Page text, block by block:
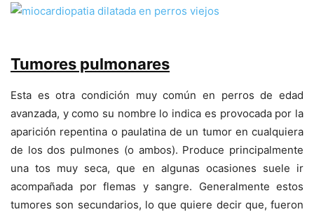
Tumores pulmonares
Esta es otra condición muy común en perros de edad
avanzada, y como su nombre lo indica es provocada por la
aparición repentina o paulatina de un tumor en cualquiera
de los dos pulmones (o ambos). Produce principalmente
una tos muy seca, que en algunas ocasiones suele ir
acompañada por flemas y sangre. Generalmente estos
tumores son secundarios, lo que quiere decir que, fueron